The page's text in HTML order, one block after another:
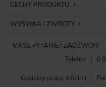
CECHY PRODUKTU
WYSYŁKA I ZWROTY
MASZ PYTANIE? ZADZWOŃ!
Telefon
0
Godziny pracy infolinii